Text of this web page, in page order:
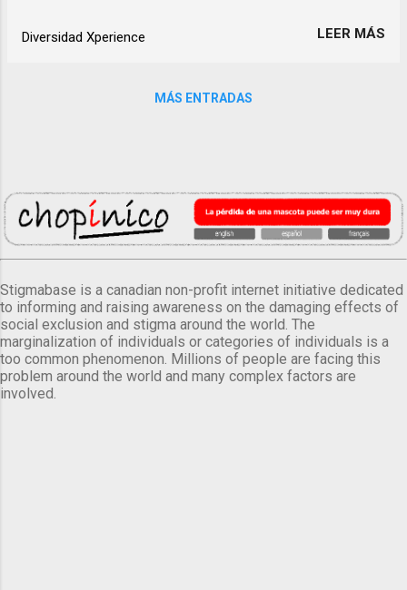
Diversidad Xperience LEER MÁS
MÁS ENTRADAS
Stigmabase is a canadian non-profit internet initiative dedicated
to informing and raising awareness on the damaging effects of
social exclusion and stigma around the world. The
marginalization of individuals or categories of individuals is a
too common phenomenon. Millions of people are facing this
problem around the world and many complex factors are
involved.